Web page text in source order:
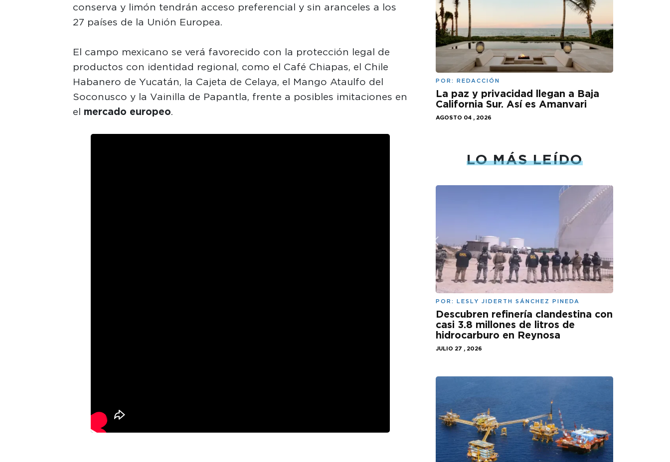
conserva y limón tendrán acceso preferencial y sin aranceles a los
27 países de la Unión Europea.
El campo mexicano se verá favorecido con la protección legal de
productos con identidad regional, como el Café Chiapas, el Chile
Habanero de Yucatán, la Cajeta de Celaya, el Mango Ataulfo del
Soconusco y la Vainilla de Papantla, frente a posibles imitaciones en
el mercado europeo.
POR: REDACCIÓN
La paz y privacidad llegan a Baja
California Sur. Así es Amanvari
AGOSTO 04 , 2026
LO MÁS LEÍDO
POR: LESLY JIDERTH SÁNCHEZ PINEDA
Descubren refinería clandestina con
casi 3.8 millones de litros de
hidrocarburo en Reynosa
JULIO 27 , 2026